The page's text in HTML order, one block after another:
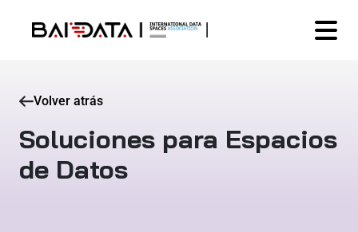
Volver atrás
Soluciones para Espacios
de Datos